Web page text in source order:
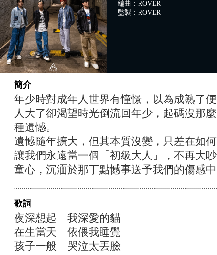
編曲：ROVER
監製：ROVER
簡介
年少時對成年人世界有憧憬，以為成熟了
人大了卻渴望時光倒流回年少，起碼沒那
種遺憾。
遺憾隨年擴大，但其本質沒變，只差在如
讓我們永遠當一個「初級大人」，不再大
童心，沉湎於那丁點憾事送予我們的傷感
歌詞
夜深想起 我深愛的貓
在生當天 依偎我睡覺
孩子一般 哭泣太丟臉